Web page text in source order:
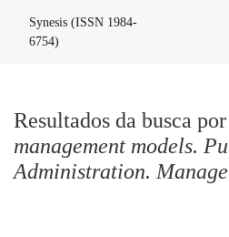
Synesis (ISSN 1984-
6754)
Resultados da busca por
management models.
Administration.